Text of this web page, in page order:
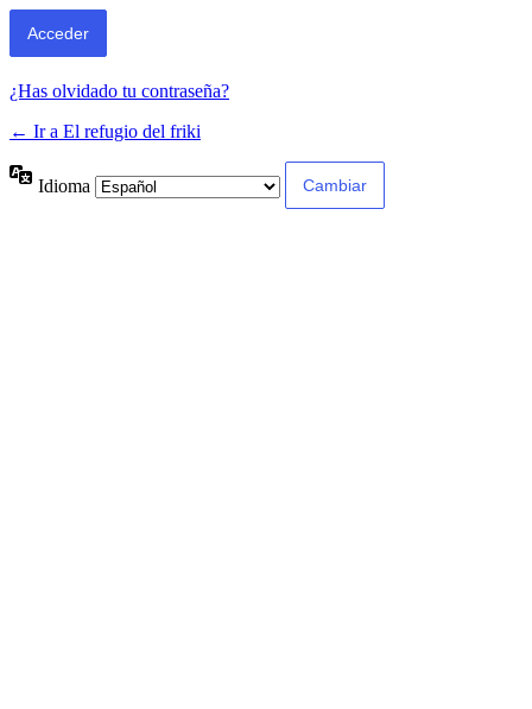
¿Has olvidado tu contraseña?
← Ir a El refugio del friki
Idioma